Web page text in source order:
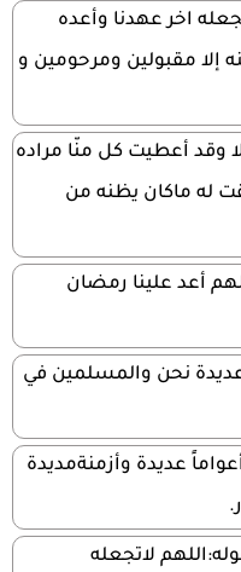
اخر عهدنا وأعده
إلا مقبولين ومرحومين و
وقد أعطيت كل منّا مراده
له ماكان يظنه من
أعد علينا رمضان
عديدة نحن والمسلمين في
عديدة وأزمنةمديدة
لاتجعله